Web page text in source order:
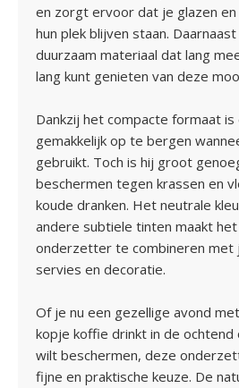
en zorgt ervoor dat je glazen
hun plek blijven staan.
duurzaam materiaal dat lang
lang kunt genieten van deze
Dankzij het compacte formaat
gemakkelijk op te bergen
gebruikt. Toch is hij groot
beschermen tegen krassen en
koude dranken. Het neutrale
andere subtiele tinten maakt
onderzetter te combineren met
servies en decoratie.
Of je nu een gezellige avond
kopje koffie drinkt in de
wilt beschermen, deze
fijne en praktische keuze. De